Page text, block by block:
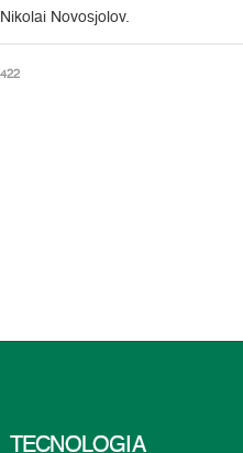
Novosjolov.
TECNOLOGÍA